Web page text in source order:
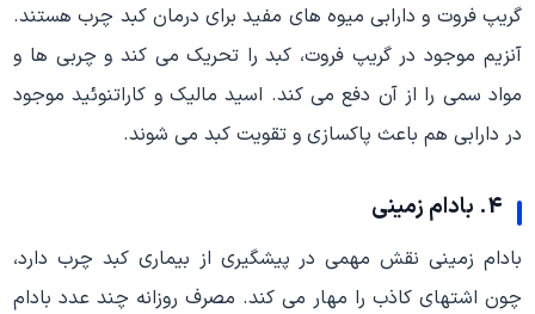
گریپ فروت و دارابی میوه های مفید برای درمان کبد چرب هستند.
آنزیم موجود در گریپ فروت، کبد را تحریک می کند و چربی ها و
مواد سمی را از آن دفع می کند. اسید مالیک و کاراتنوئید موجود
در دارابی هم باعث پاکسازی و تقویت کبد می شوند.
4. بادام زمینی
بادام زمینی نقش مهمی در پیشگیری از بیماری کبد چرب دارد،
چون اشتهای کاذب را مهار می کند. مصرف روزانه چند عدد بادام